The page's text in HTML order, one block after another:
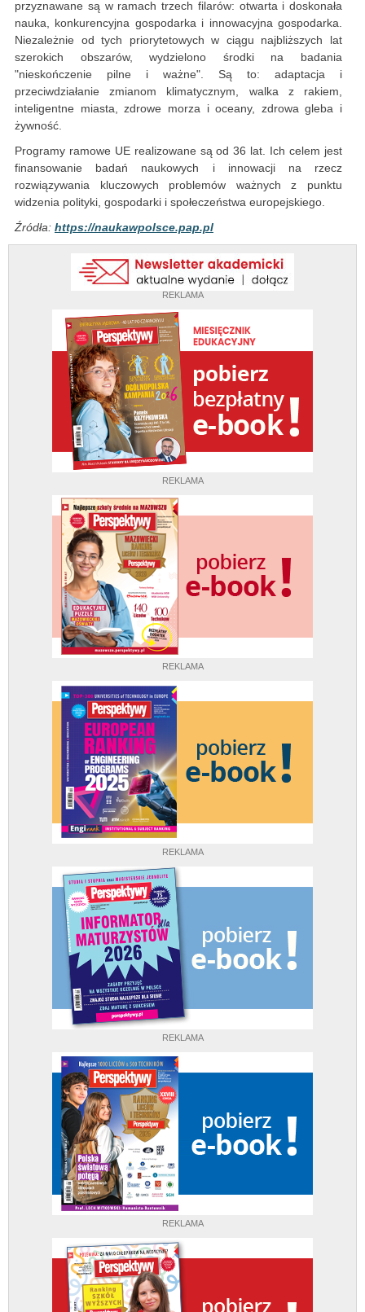
REKLAMA
REKLAMA
REKLAMA
REKLAMA
REKLAMA
REKLAMA
przyznawane są w ramach trzech filarów: otwarta i doskonała
nauka, konkurencyjna gospodarka i innowacyjna gospodarka.
Niezależnie od tych priorytetowych w ciągu najbliższych lat
szerokich obszarów, wydzielono środki na badania
"nieskończenie pilne i ważne". Są to: adaptacja i
przeciwdziałanie zmianom klimatycznym, walka z rakiem,
inteligentne miasta, zdrowe morza i oceany, zdrowa gleba i
żywność.
Programy ramowe UE realizowane są od 36 lat. Ich celem jest
finansowanie badań naukowych i innowacji na rzecz
rozwiązywania kluczowych problemów ważnych z punktu
widzenia polityki, gospodarki i społeczeństwa europejskiego.
Źródła: https://naukawpolsce.pap.pl